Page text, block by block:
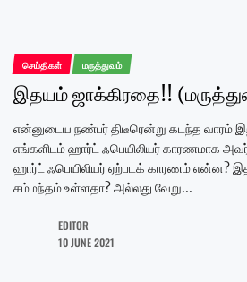
செய்திகள் மருத்துவம்
இதயம் ஜாக்கிரதை!!
என்னுடைய நண்பர் திடீரென்று கடந்த வாரம்
எங்களிடம் ஹார்ட் ஃபெயிலியர் காரணமாக
ஹார்ட் ஃபெயிலியர் ஏற்படக் காரணம் என்ன?
சம்மந்தம் உள்ளதா? அல்லது வேறு...
EDITOR
10 JUNE 2021